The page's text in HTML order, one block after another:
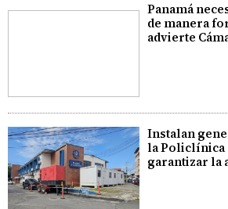
Panamá
de manera
advierte
Instalan
la Policlínica
garantizar la